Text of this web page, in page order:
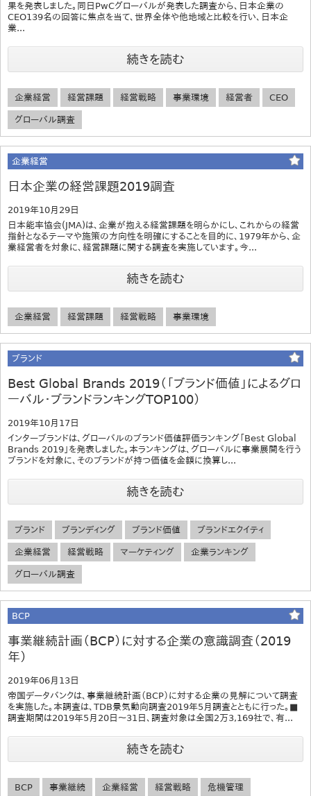
果を発表しました。同日PwCグローバルが発表した調査から、日本企業の
CEO139名の回答に焦点を当て、世界全体や他地域と比較を行い、日本企
業...
続きを読む
企業経営 経営課題 経営戦略 事業環境 経営者 CEO
グローバル調査
企業経営
日本企業の経営課題2019調査
2019年10月29日
日本能率協会(JMA)は、企業が抱える経営課題を明らかにし、これからの経営
指針となるテーマや施策の方向性を明確にすることを目的に、1979年から、企
業経営者を対象に、経営課題に関する調査を実施しています。今...
続きを読む
企業経営 経営課題 経営戦略 事業環境
ブランド
Best Global Brands 2019（「ブランド価値」によるグロ
ーバル・ブランドランキングTOP100）
2019年10月17日
インターブランドは、グローバルのブランド価値評価ランキング「Best Global
Brands 2019」を発表しました。本ランキングは、グローバルに事業展開を行う
ブランドを対象に、そのブランドが持つ価値を金額に換算し...
続きを読む
ブランド ブランディング ブランド価値 ブランドエクイティ
企業経営 経営戦略 マーケティング 企業ランキング
グローバル調査
BCP
事業継続計画（BCP）に対する企業の意識調査（2019
年）
2019年06月13日
帝国データバンクは、事業継続計画（BCP）に対する企業の見解について調査
を実施した。本調査は、TDB景気動向調査2019年5月調査とともに行った。■
調査期間は2019年5月20日～31日、調査対象は全国2万3,169社で、有...
続きを読む
BCP 事業継続 企業経営 経営戦略 危機管理